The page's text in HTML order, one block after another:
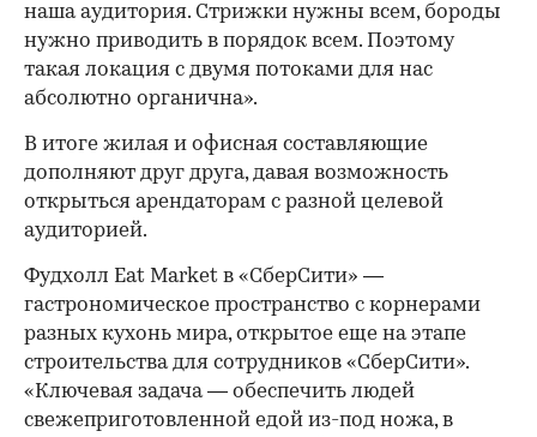
наша аудитория. Стрижки нужны всем, бороды
нужно приводить в порядок всем. Поэтому
такая локация с двумя потоками для нас
абсолютно органична».
В итоге жилая и офисная составляющие
дополняют друг друга, давая возможность
открыться арендаторам с разной целевой
аудиторией.
Фудхолл Eat Market в «СберСити» —
гастрономическое пространство с корнерами
разных кухонь мира, открытое еще на этапе
строительства для сотрудников «СберСити».
«Ключевая задача — обеспечить людей
свежеприготовленной едой из-под ножа, в